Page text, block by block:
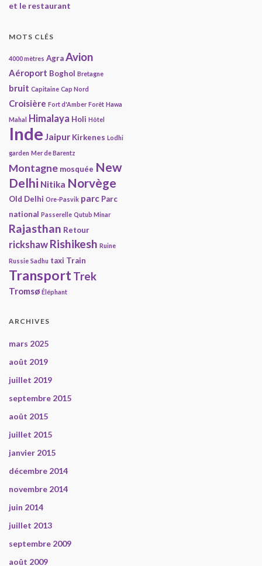
et le restaurant
MOTS CLÉS
4000 mètres AgraAvion
Aéroport Boghol Bretagne
bruit Capitaine Cap Nord
Croisière Fort d'Amber Forêt Hawa
Mahal Himalaya Holi Hôtel
Inde Jaipur Kirkenes Lodhi
garden Mer de Barentz
Montagne mosquée New
Delhi Nitika Norvège
Old Delhi Ore-Pasvik parc Parc
national Passerelle Qutub Minar
Rajasthan Retour
rickshaw Rishikesh Ruine
Russie Sadhu taxi Train
Transport Trek
Tromsø Éléphant
ARCHIVES
mars 2025
août 2019
juillet 2019
septembre 2015
août 2015
juillet 2015
janvier 2015
décembre 2014
novembre 2014
juin 2014
juillet 2013
septembre 2009
août 2009